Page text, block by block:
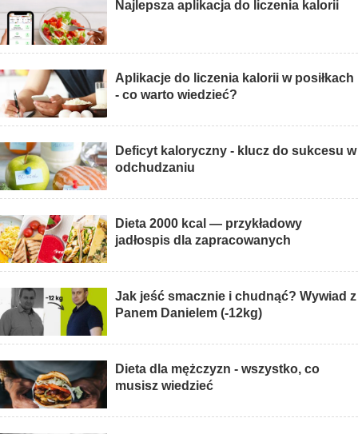
Najlepsza aplikacja do liczenia kalorii
Aplikacje do liczenia kalorii w posiłkach
- co warto wiedzieć?
Deficyt kaloryczny - klucz do sukcesu w
odchudzaniu
Dieta 2000 kcal — przykładowy
jadłospis dla zapracowanych
Jak jeść smacznie i chudnąć? Wywiad z
Panem Danielem (-12kg)
Dieta dla mężczyzn - wszystko, co
musisz wiedzieć